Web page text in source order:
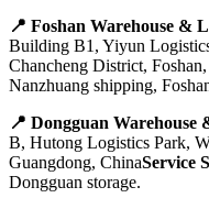
📍 Foshan Warehouse &
Building B1, Yiyun
Chancheng District,
Nanzhuang shipping,
📍 Dongguan Warehouse
B, Hutong Logistics Park,
Guangdong, ChinaService
Dongguan storage.